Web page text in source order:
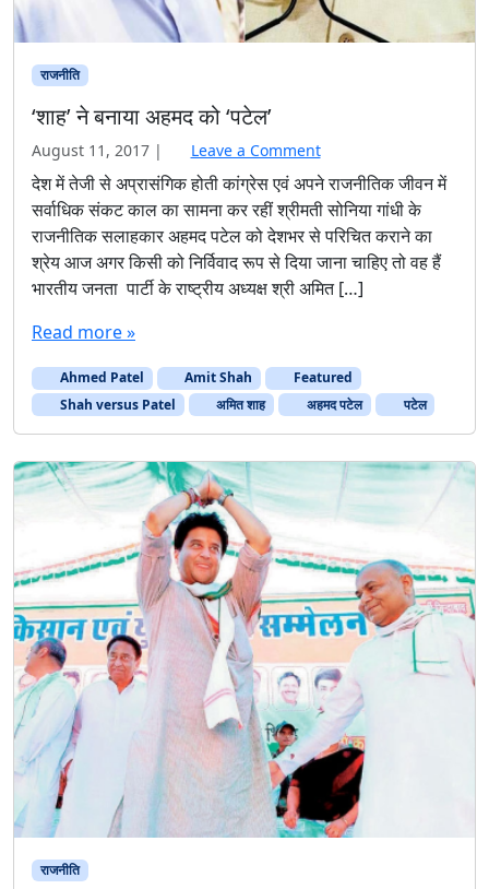
राजनीति
‘शाह’ ने बनाया अहमद को ‘पटेल’
August 11, 2017 | Leave a Comment
देश में तेजी से अप्रासंगिक होती कांग्रेस एवं अपने राजनीतिक जीवन में
सर्वाधिक संकट काल का सामना कर रहीं श्रीमती सोनिया गांधी के
राजनीतिक सलाहकार अहमद पटेल को देशभर से परिचित कराने का
श्रेय आज अगर किसी को निर्विवाद रूप से दिया जाना चाहिए तो वह हैं
भारतीय जनता पार्टी के राष्ट्रीय अध्यक्ष श्री अमित […]
Read more »
Ahmed Patel Amit Shah
Featured
Shah versus Patel
अमित शाह अहमद पटेल पटेल
राजनीति